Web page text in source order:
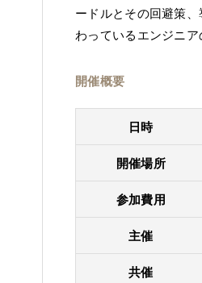
ードルとその回避策
わっているエンジニ
開催概要
日時
開催場所
参加費用
主催
共催